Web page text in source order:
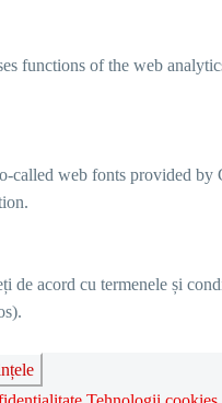
functions of the web
called web fonts provided
de acord cu termenele și